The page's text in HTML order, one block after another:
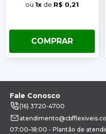
ou 1x de R$ 0,21
COMPRAR
Fale Conosco
(16) 3720-4700
07:00–18:00 - Plantão de